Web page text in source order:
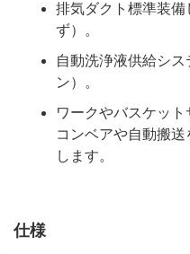
排気ダクト標準装備
ず）。
自動洗浄液供給シ
ン）。
ワークやバスケット
コンベアや自動搬
します。
仕様